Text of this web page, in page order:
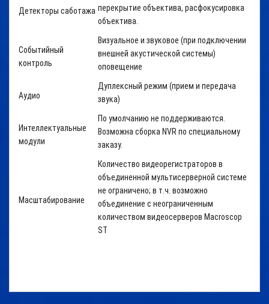
Детекторы саботажа перекрытие объектива, расфокусировка
объектива.
Событийный
контроль
Визуальное и звуковое (при подключении
внешней акустической системы)
оповещение
Аудио
Дуплексный режим (прием и передача
звука)
Интеллектуальные
модули
По умолчанию не поддерживаются.
Возможна сборка NVR по специальному
заказу.
Масштабирование
Количество видеорегистраторов в
объединенной мультисерверной системе
не ограничено; в т.ч. возможно
объединение с неограниченным
количеством видеосерверов Macroscop
ST